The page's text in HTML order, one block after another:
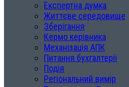
Експертна думка
Життєве середовище
Зберігання
Кермо керівника
Механізація АПК
Питання бухгалтерії
Подія
Регіональний вимір